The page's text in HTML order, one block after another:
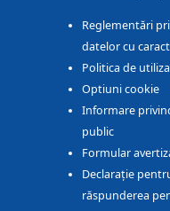
Reglementări
datelor cu
Politica de
Optiuni cookie
Informare
public
Formular
Declarație
răspunderea